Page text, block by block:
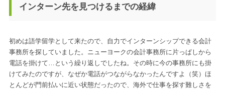
インターン先を見つけるまでの経緯
初めは語学留学として来たので、自力でインターンシップできる会計
事務所を探していました。ニューヨークの会計事務所に片っぱしから
電話を掛けて…という繰り返しでしたね。その時に今の事務所にも掛
けてみたのですが、なぜか電話がつながらなかったんですよ（笑）ほ
とんどが門前払いに近い状態だったので、海外で仕事を探す難しさを